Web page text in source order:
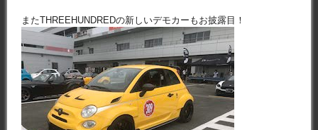
またTHREEHUNDREDの新しいデモカーもお披露目！